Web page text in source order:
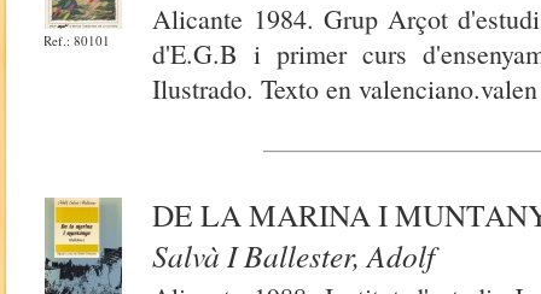
Ref.: 80101
Alicante 1984. Grup Arçot
d'E.G.B i primer curs
Ilustrado. Texto en valenciano.valen
DE LA MARINA I
Salvà I Ballester, Adolf